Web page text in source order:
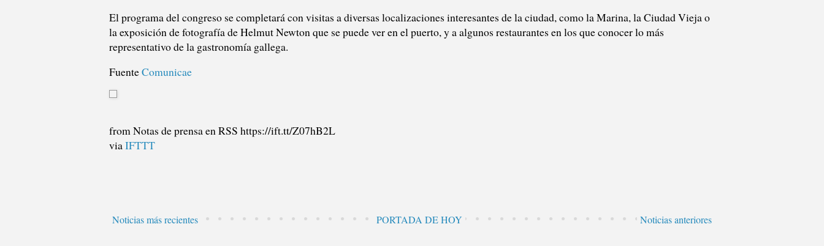
El programa del congreso se completará con visitas a diversas localizaciones interesantes de la ciudad, como la Marina, la Ciudad Vieja o
la exposición de fotografía de Helmut Newton que se puede ver en el puerto, y a algunos restaurantes en los que conocer lo más
representativo de la gastronomía gallega.
FuenteComunicae
from Notas de prensa en RSS https://ift.tt/Z07hB2L
viaIFTTT
Noticias más recientes Noticias anteriores
PORTADA DE HOY